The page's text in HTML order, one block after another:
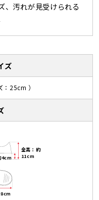
、汚れが見受けられる
ズ
25cm ）
全高：約
11cm
4cm